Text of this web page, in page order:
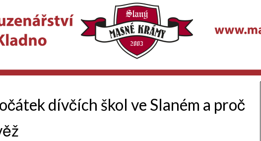
dívčích škol ve Slaném a proč